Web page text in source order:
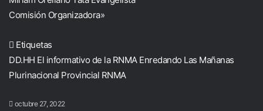
Comisión Organizadora»
Etiquetas
DD.HH El informativo de la RNMA Enredando Las Mañanas
Plurinacional Provincial RNMA
octubre 27, 2022